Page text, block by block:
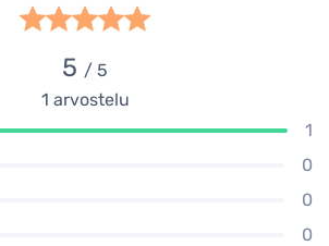
5 / 5
1 arvostelu
1
0
0
0